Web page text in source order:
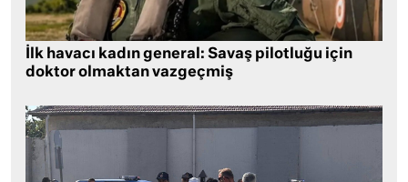
İlk havacı kadın general: Savaş pilotluğu için
doktor olmaktan vazgeçmiş